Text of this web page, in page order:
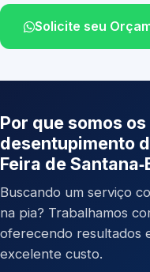
Solicite seu
Por que somos
desentupimento
Feira de
Buscando um serviço
na pia? Trabalhamos
oferecendo resultados
excelente custo.